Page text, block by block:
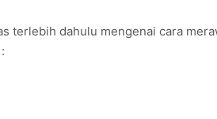
terlebih dahulu mengenai cara